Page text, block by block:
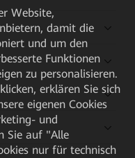
Website,
damit die
und um den
Funktionen
zu personalisieren.
erklären Sie sich
eigenen Cookies
und
Sie auf "Alle
nur für technisch